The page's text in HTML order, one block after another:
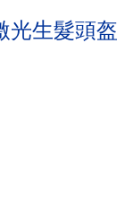
光生髮頭盔